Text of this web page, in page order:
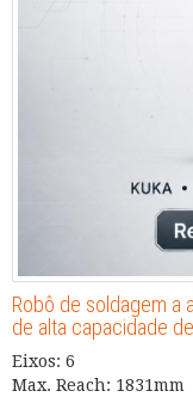
Robô de soldagem a
de alta capacidade
Eixos: 6
Max. Reach: 1831mm